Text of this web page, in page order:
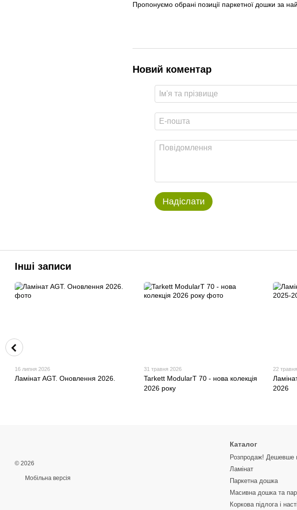
Пропонуємо обрані позиції паркетної дошки за
Новий коментар
Надіслати
Інші записи
16 липня 2026
Ламінат AGT. Оновлення 2026.
31 травня 2026
Tarkett ModularT 70 - нова колекція
2026 року
22
2026
© 2026
Мобільна версія
Каталог
Розпродаж! Дешевше
Ламінат
Паркетна дошка
Масивна дошка та
Коркова підлога і